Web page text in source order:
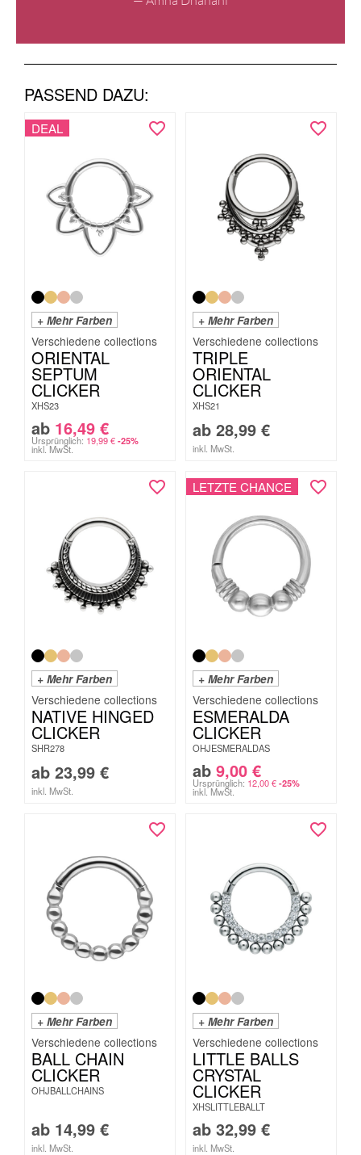
PASSEND DAZU:
DEAL
+ Mehr Farben
ORIENTAL
SEPTUM
CLICKER
XHS23
ab 16,49 €
Ursprünglich: 19,99€ -25%
inkl. MwSt.
+ Mehr Farben
TRIPLE
ORIENTAL
CLICKER
XHS21
ab 28,99 €
inkl. MwSt.
+ Mehr Farben
NATIVE HINGED
CLICKER
SHR278
ab 23,99 €
inkl. MwSt.
LETZTE CHANCE
+ Mehr Farben
ESMERALDA
CLICKER
OHJESMERALDAS
ab 9,00 €
Ursprünglich: 12,00€ -25%
inkl. MwSt.
+ Mehr Farben
BALL CHAIN
CLICKER
OHJBALLCHAINS
ab 14,99 €
inkl. MwSt.
+ Mehr Farben
LITTLE BALLS
CRYSTAL
CLICKER
XHSLITTLEBALLT
ab 32,99 €
inkl. MwSt.